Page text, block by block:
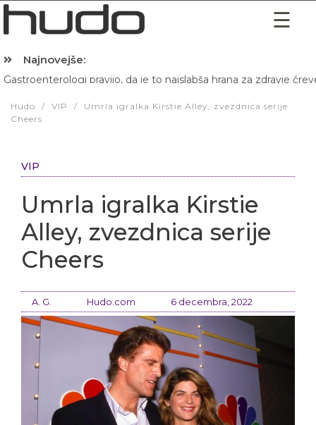
Najnovejše:
Gastroenterologi pravijo, da je to najslabša hrana za zdravje
Hudo / VIP /
Umrla igralka Kirstie Alley, zvezdnica serije
Cheers
VIP
Umrla igralka Kirstie
Alley, zvezdnica serije
Cheers
A. G. Hudo.com 6 decembra, 2022